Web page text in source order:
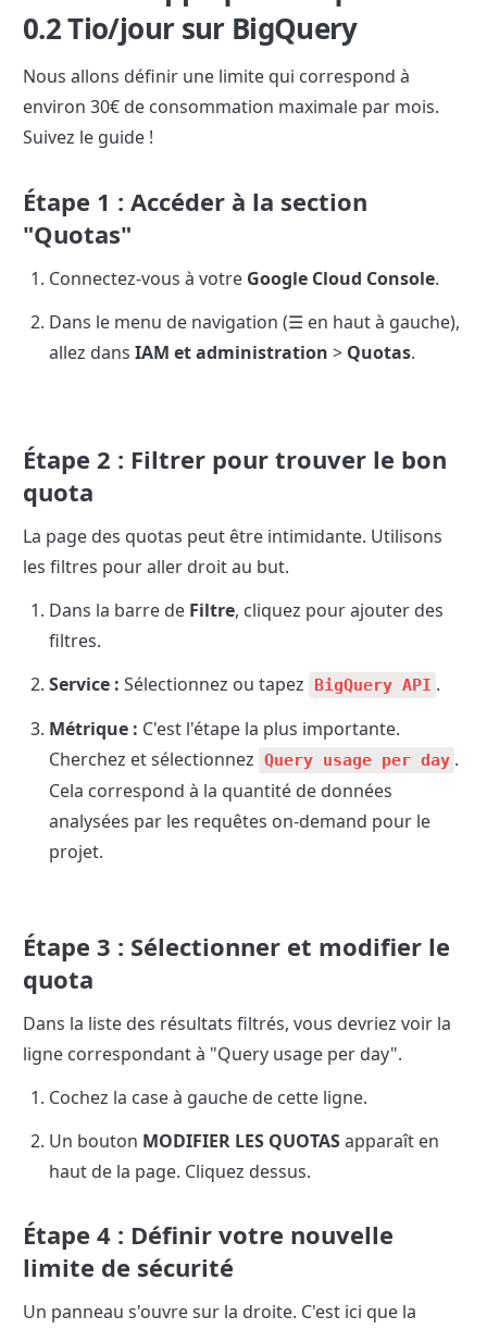
0.2 Tio/jour sur BigQuery
Nous allons définir une limite qui correspond à
environ 30€ de consommation maximale par mois.
Suivez le guide !
Étape 1 : Accéder à la section
"Quotas"
Connectez-vous à votre Google Cloud Console.
Dans le menu de navigation (☰ en haut à gauche),
allez dans IAM et administration > Quotas.
Étape 2 : Filtrer pour trouver le bon
quota
La page des quotas peut être intimidante. Utilisons
les filtres pour aller droit au but.
Dans la barre de Filtre, cliquez pour ajouter des
filtres.
Service : Sélectionnez ou tapez BigQuery API .
Métrique : C'est l'étape la plus importante.
Cherchez et sélectionnez Query usage per day .
Cela correspond à la quantité de données
analysées par les requêtes on-demand pour le
Étape 3 : Sélectionner et modifier le
quota
Dans la liste des résultats filtrés, vous devriez voir la
ligne correspondant à "Query usage per day".
Cochez la case à gauche de cette ligne.
Un bouton MODIFIER LES QUOTAS apparaît en
haut de la page. Cliquez dessus.
Étape 4 : Définir votre nouvelle
limite de sécurité
Un panneau s'ouvre sur la droite. C'est ici que la